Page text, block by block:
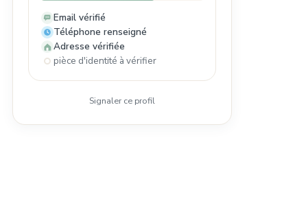
Email vérifié
Téléphone renseigné
Adresse vérifiée
pièce d'identité à vérifier
Signaler ce profil